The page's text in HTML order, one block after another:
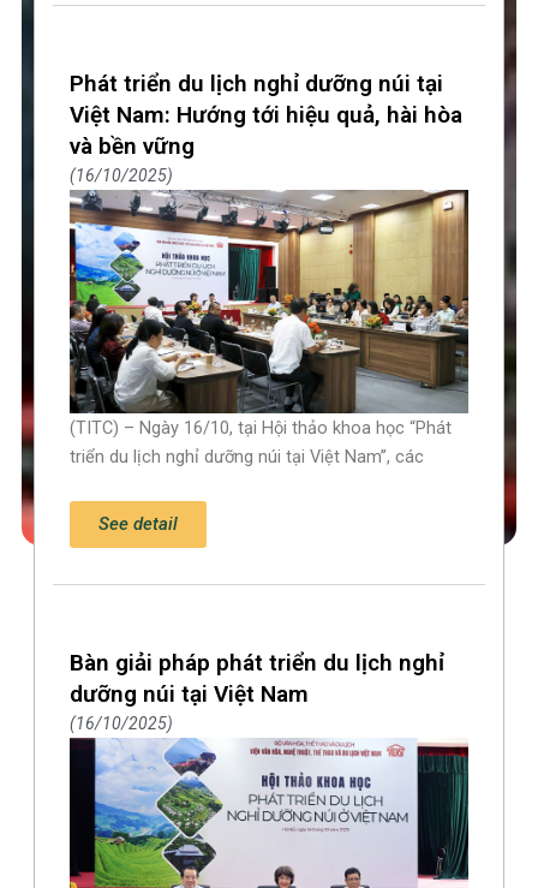
Phát triển du lịch nghỉ dưỡng núi tại
Việt Nam: Hướng tới hiệu quả, hài hòa
và bền vững
16/10/2025
(TITC) – Ngày 16/10, tại Hội thảo khoa học “Phát
triển du lịch nghỉ dưỡng núi tại Việt Nam”, các
See detail
Bàn giải pháp phát triển du lịch nghỉ
dưỡng núi tại Việt Nam
16/10/2025